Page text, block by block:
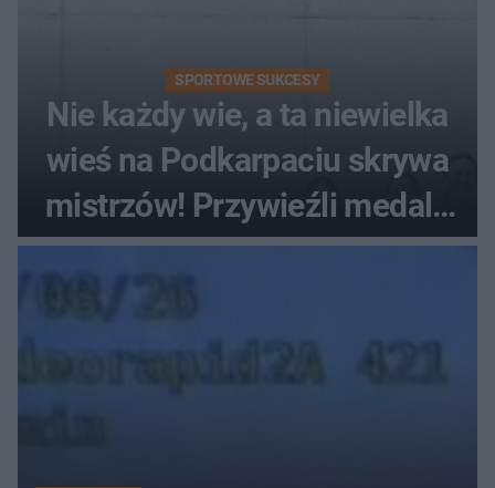
SPORTOWE SUKCESY
Nie każdy wie, a ta niewielka
wieś na Podkarpaciu skrywa
mistrzów! Przywieźli medale
z mistrzostw Europy